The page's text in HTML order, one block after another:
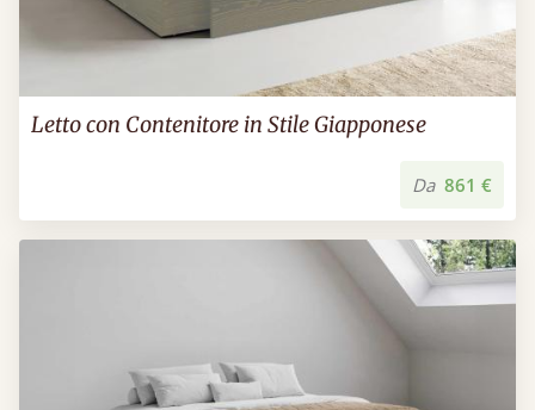
Letto con Contenitore in Stile Giapponese
Da 861 €